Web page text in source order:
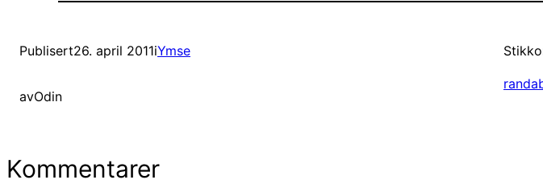
Publisert26. april 2011iYmse
avOdin
Kommentarer